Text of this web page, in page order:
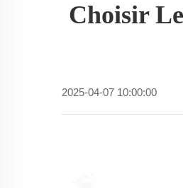
Choisir
2025-04-07 10:00:00